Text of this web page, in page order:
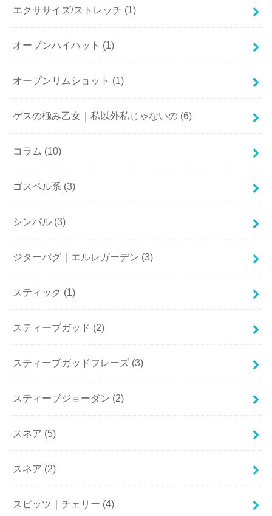
エクササイズ/ストレッチ (1)
オープンハイハット (1)
オープンリムショット (1)
ゲスの極み乙女｜私以外私じゃないの (6)
コラム (10)
ゴスペル系 (3)
シンバル (3)
ジターバグ｜エルレガーデン (3)
スティック (1)
スティーブガッド (2)
スティーブガッドフレーズ (3)
スティーブジョーダン (2)
スネア (5)
スネア (2)
スピッツ｜チェリー (4)